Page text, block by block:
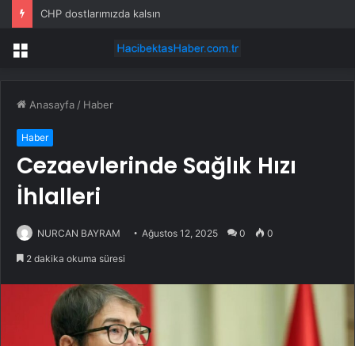
CHP dostlarımızda kalsın
Menü
Anasayfa / Haber
Haber
Cezaevlerinde Sağlık Hızı
İhlalleri
NURCAN BAYRAM Ağustos 12, 2025 0 0
2 dakika okuma süresi